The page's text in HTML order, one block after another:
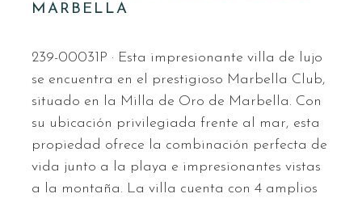
MARBELLA
239-00031P · Esta impresionante villa de lujo
se encuentra en el prestigioso Marbella Club,
situado en la Milla de Oro de Marbella. Con
su ubicación privilegiada frente al mar, esta
propiedad ofrece la combinación perfecta de
vida junto a la playa e impresionantes vistas
a la montaña. La villa cuenta con 4 amplios